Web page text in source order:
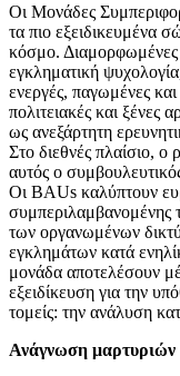
Οι Μονάδες
τα πιο εξειδικευμένα
κόσμο. Διαμορφωμένες
εγκληματική
ενεργές, παγωμένες
πολιτειακές και ξένες
ως ανεξάρτητη
Στο διεθνές πλαίσιο, ο
αυτός ο
Οι BAUs καλύπτουν
συμπεριλαμβανομένης
των οργανωμένων
εγκλημάτων κατά
μονάδα αποτελέσουν
εξειδίκευση για την
τομείς: την ανάλυση
Ανάγνωση μαρτυριών